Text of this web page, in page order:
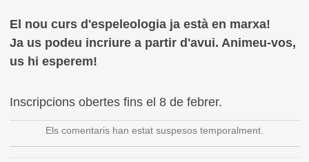
El nou curs d'espeleologia ja està en marxa!
Ja us podeu incriure a partir d'avui. Animeu-vos,
us hi esperem!
Inscripcions obertes fins el 8 de febrer.
Els comentaris han estat suspesos temporalment.